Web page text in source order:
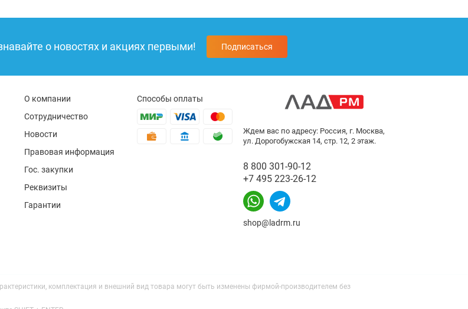
о новостях и акциях первыми! Подписаться
О компании
Сотрудничество
Новости
Правовая информация
Гос. закупки
Реквизиты
Гарантии
Способы оплаты
Ждем вас по адресу: Россия, г. Москва,
ул. Дорогобужская 14, стр. 12, 2 этаж.
8 800 301-90-12
+7 495 223-26-12
shop@ladrm.ru
комплектация и внешний вид товара могут быть изменены фирмой-производителем без